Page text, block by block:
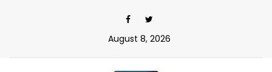
August 8, 2026